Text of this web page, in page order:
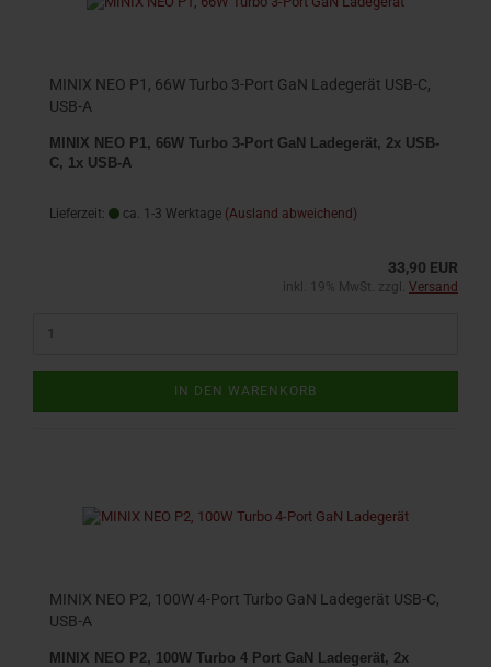
MINIX NEO P1, 66W Turbo 3-Port GaN Ladegerät USB-C,
USB-A
MINIX NEO P1, 66W Turbo 3-Port GaN Ladegerät, 2x USB-
C, 1x USB-A
Lieferzeit: ca. 1-3 Werktage (Ausland abweichend)
33,90 EUR
inkl. 19% MwSt. zzgl. Versand
IN DEN WARENKORB
MINIX NEO P2, 100W 4-Port Turbo GaN Ladegerät USB-C,
USB-A
MINIX NEO P2, 100W Turbo 4 Port GaN Ladegerät, 2x